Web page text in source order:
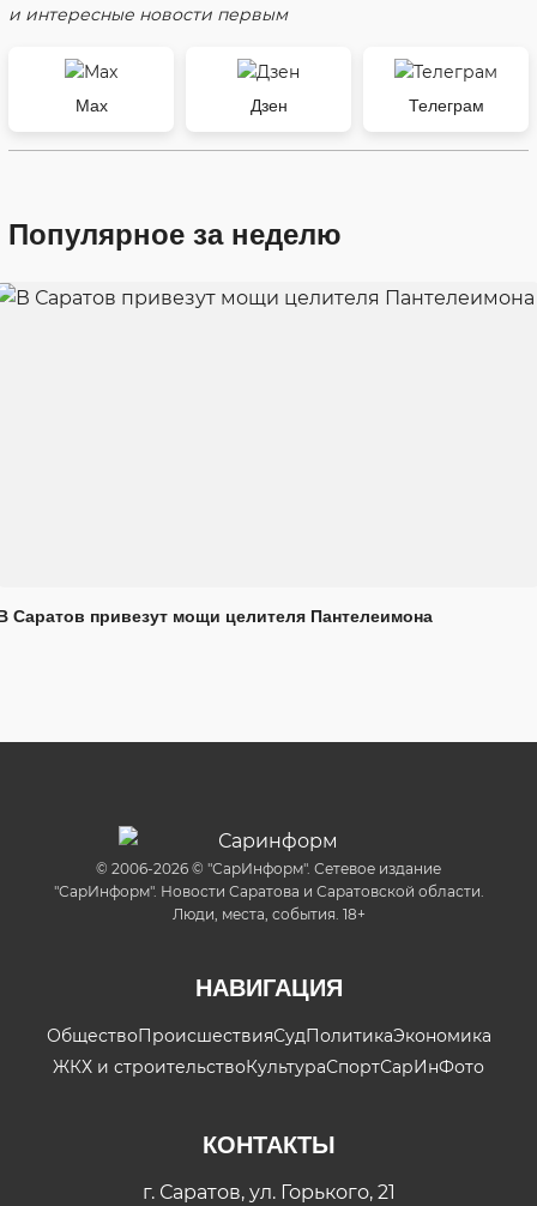
и интересные новости первым
Max Дзен Телеграм
Популярное за неделю
Саратов привезут мощи целителя Пантелеимона
© 2006-2026 © "СарИнформ". Сетевое издание
"СарИнформ". Новости Саратова и Саратовской области.
Люди, места, события. 18+
НАВИГАЦИЯ
ОбществоПроисшествияСудПолитикаЭкономика
ЖКХ и строительствоКультураСпортСарИнФото
КОНТАКТЫ
г. Саратов, ул. Горького, 21